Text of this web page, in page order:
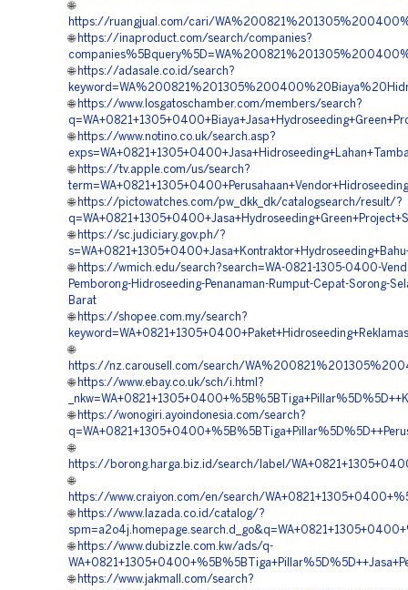
🌐
https://ruangjual.com/cari/
🌐 https://inaproduct.com/search/companies?
🌐 https://adasale.co.id/search?
🌐 https://www.losgatoschamber.com/members/search?
🌐 https://www.notino.co.uk/search.asp?
🌐 https://tv.apple.com/us/search?
🌐 https://pictowatches.com/pw_dkk_dk/catalogsearch/result/?
🌐 https://sc.judiciary.gov.ph/?
🌐 https://wmich.edu/search?search=WA-0821-1305-0400-
Pemborong-Hidroseeding-Penanaman-Rumput-Cepat-Sorong-
Barat
🌐 https://shopee.com.my/search?
🌐
https://nz.carousell.com/search/
🌐 https://www.ebay.co.uk/sch/i.html?
🌐 https://wonogiri.ayoindonesia.com/search?
🌐
https://borong.harga.biz.id/search/label/
🌐
https://www.craiyon.com/en/search/
🌐 https://www.lazada.co.id/catalog/?
🌐 https://www.dubizzle.com.kw/ads/q-
🌐 https://www.jakmall.com/search?